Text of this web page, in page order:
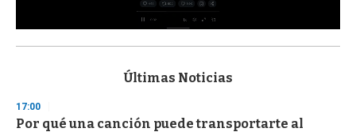
s
d
s
Últimas Noticias
17:00
Por qué una canción puede transportarte al